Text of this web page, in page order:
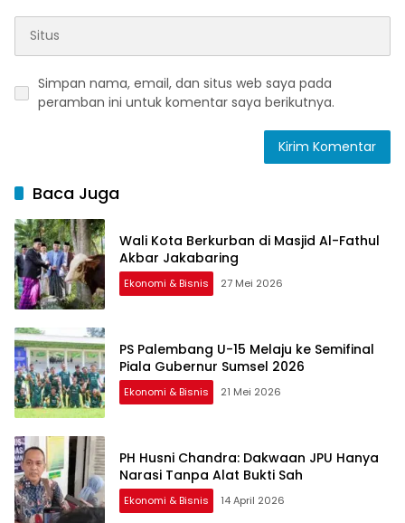
Simpan nama, email, dan situs web saya pada
peramban ini untuk komentar saya berikutnya.
Baca Juga
Wali Kota Berkurban di Masjid Al-Fathul
Akbar Jakabaring
Ekonomi & Bisnis 27 Mei 2026
PS Palembang U-15 Melaju ke Semifinal
Piala Gubernur Sumsel 2026
Ekonomi & Bisnis 21 Mei 2026
PH Husni Chandra: Dakwaan JPU Hanya
Narasi Tanpa Alat Bukti Sah
Ekonomi & Bisnis 14 April 2026